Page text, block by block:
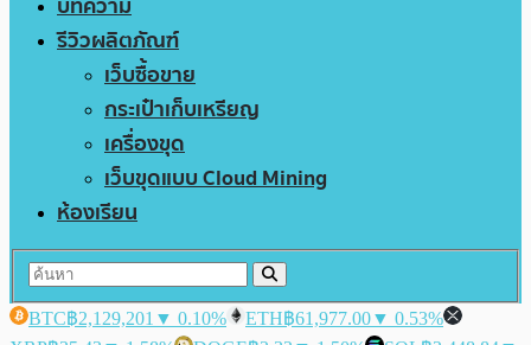
รีวิวผลิตภัณฑ์
เว็บซื้อขาย
กระเป๋าเก็บเหรียญ
เครื่องขุด
เว็บขุดแบบ Cloud Mining
ห้องเรียน
BTC฿2,129,201 ▼ 0.10% ETH฿61,977.00▼ 0.53%